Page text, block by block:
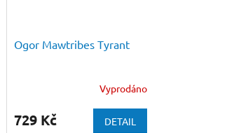
Ogor Mawtribes Tyrant
Vyprodáno
729 Kč DETAIL